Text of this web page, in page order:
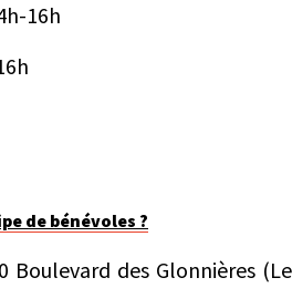
16h
de bénévoles ?
Boulevard des Glonnières (Le